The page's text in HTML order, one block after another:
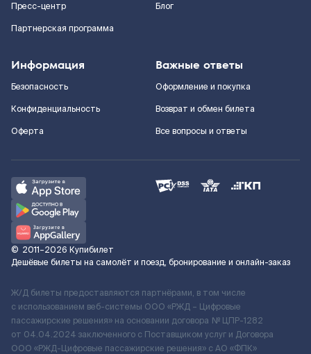
Пресс-центр
Партнерская программа
Блог
Информация
Безопасность
Конфиденциальность
Оферта
Важные ответы
Оформление и покупка
Возврат и обмен билета
Все вопросы и ответы
© 2011–2026 Купибилет
Дешёвые билеты на самолёт и поезд, бронирование и онлайн-заказ
Ж/Д билеты предоставляются партнёрами, в том числе
с использованием веб-системы ООО «РЖД – Цифровые
пассажирские решения» на основании договора № ЦПР-1282
от 04.04.2024 заключенного с Поставщиком услуг и Договора
ООО «РЖД-Цифровые пассажирские решения» c АО «ФПК»